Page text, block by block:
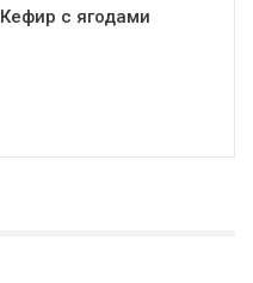
Кефир с ягодами